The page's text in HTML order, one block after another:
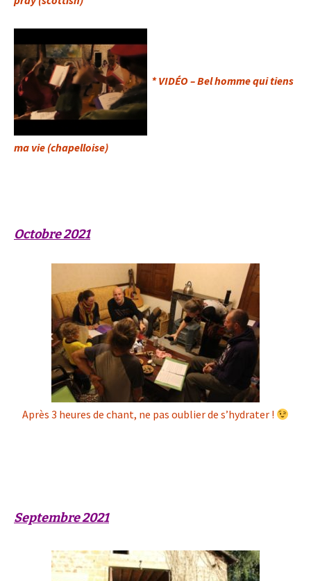
* VIDÉO – Bel homme qui tiens
ma vie (chapelloise)
Octobre 2021
Après 3 heures de chant, ne pas oublier de s’hydrater !
Septembre 2021